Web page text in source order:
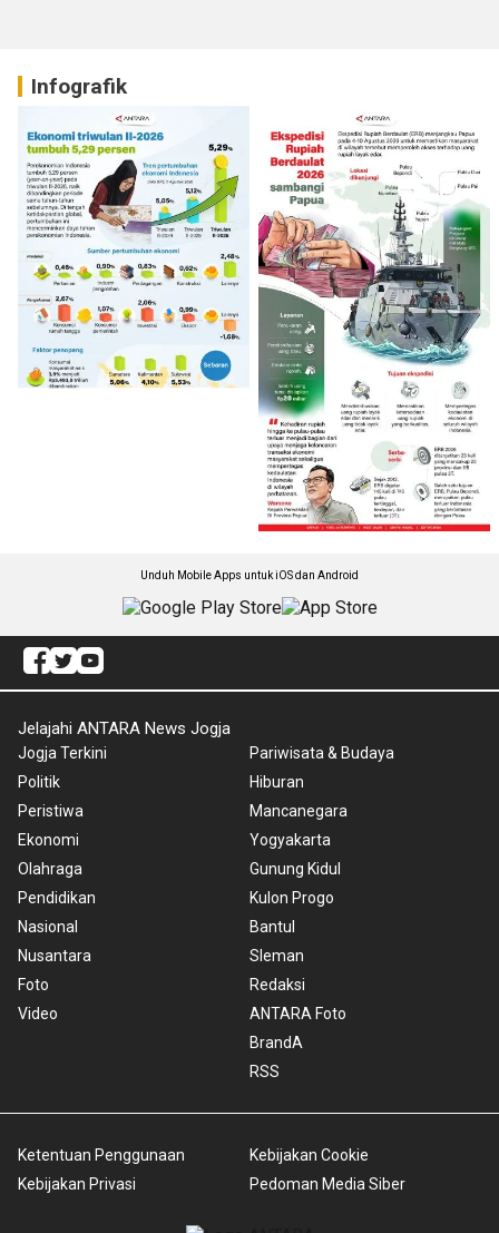
Infografik
Unduh Mobile Apps untuk iOS dan Android
Jelajahi ANTARA News Jogja
Jogja Terkini
Politik
Peristiwa
Ekonomi
Olahraga
Pendidikan
Nasional
Nusantara
Foto
Video
Pariwisata & Budaya
Hiburan
Mancanegara
Yogyakarta
Gunung Kidul
Kulon Progo
Bantul
Sleman
Redaksi
ANTARA Foto
BrandA
RSS
Ketentuan Penggunaan
Kebijakan Privasi
Kebijakan Cookie
Pedoman Media Siber